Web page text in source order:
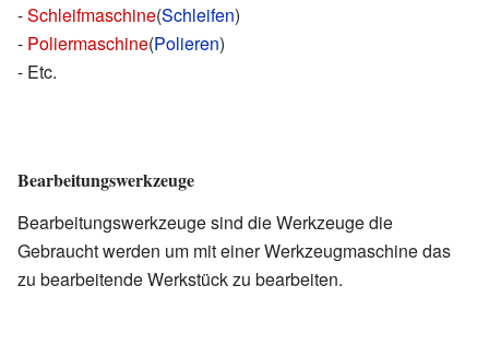
-Schleifmaschine(Schleifen)
- Poliermaschine(Polieren)
- Etc.
Bearbeitungswerkzeuge
Bearbeitungswerkzeuge sind die Werkzeuge die
Gebraucht werden um mit einer Werkzeugmaschine das
zu bearbeitende Werkstück zu bearbeiten.